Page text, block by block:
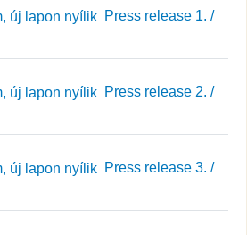
Press release 1. /
Press release 2. /
Press release 3. /